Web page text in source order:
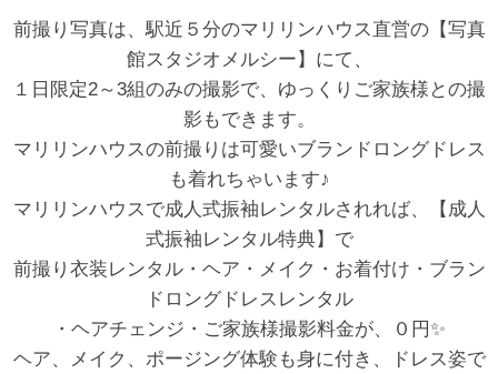
前撮り写真は、駅近５分のマリリンハウス直営の【写真
館スタジオメルシー】にて、
１日限定2～3組のみの撮影で、ゆっくりご家族様との撮
影もできます。
マリリンハウスの前撮りは可愛いブランドロングドレス
も着れちゃいます♪
マリリンハウスで成人式振袖レンタルされれば、【成人
式振袖レンタル特典】で
前撮り衣装レンタル・ヘア・メイク・お着付け・ブラン
ドロングドレスレンタル
・ヘアチェンジ・ご家族様撮影料金が、０円✨
ヘア、メイク、ポージング体験も身に付き、ドレス姿で